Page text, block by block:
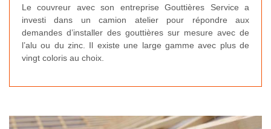
Le couvreur avec son entreprise Gouttières Service a
investi dans un camion atelier pour répondre aux
demandes d’installer des gouttières sur mesure avec de
l’alu ou du zinc. Il existe une large gamme avec plus de
vingt coloris au choix.